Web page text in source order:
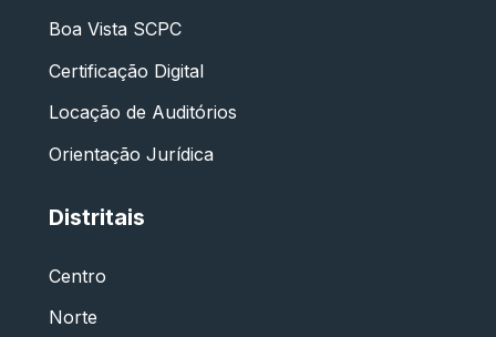
Boa Vista SCPC
Certificação Digital
Locação de Auditórios
Orientação Jurídica
Distritais
Centro
Norte